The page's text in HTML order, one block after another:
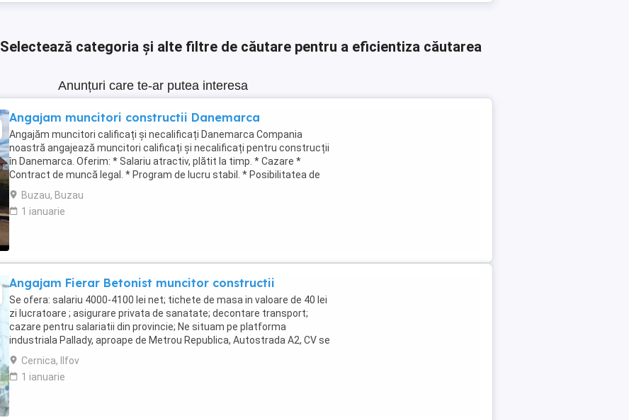
Selectează categoria și alte filtre de căutare pentru a eficientiza căutarea
Anunțuri care te-ar putea interesa
Angajam muncitori constructii Danemarca
Angajăm muncitori calificați și necalificați Danemarca Compania
noastră angajează muncitori calificați și necalificați pentru construcții
în Danemarca. Oferim: * Salariu atractiv, plătit la timp. * Cazare *
Contract de muncă legal. * Program de lucru stabil. * Posibilitatea de
ore suplimentare. * ...
Buzau, Buzau
1 ianuarie
Angajam Fierar Betonist muncitor constructii
Se ofera: salariu 4000-4100 lei net; tichete de masa in valoare de 40 lei
zi lucratoare ; asigurare privata de sanatate; decontare transport;
cazare pentru salariatii din provincie; Ne situam pe platforma
industriala Pallady, aproape de Metrou Republica, Autostrada A2, CV se
transmite ...
Cernica, Ilfov
1 ianuarie